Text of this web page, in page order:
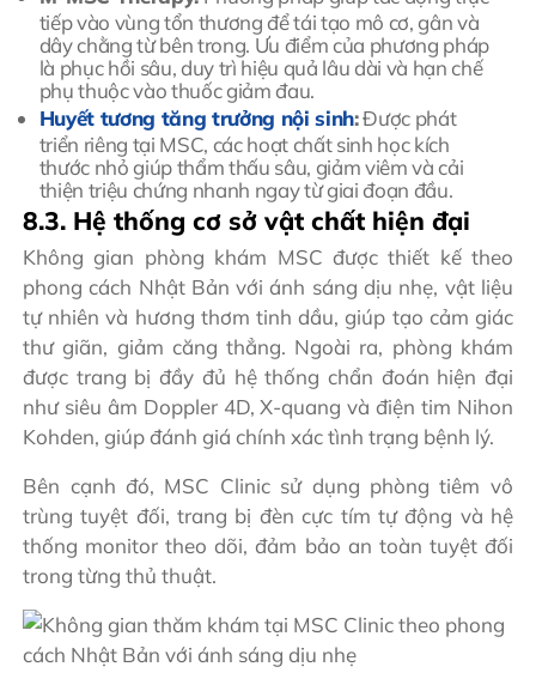
tiếp vào vùng tổn thương để tái tạo mô cơ, gân và
dây chằng từ bên trong. Ưu điểm của phương pháp
là phục hồi sâu, duy trì hiệu quả lâu dài và hạn chế
phụ thuộc vào thuốc giảm đau.
Huyết tương tăng trưởng nội sinh:Được phát
triển riêng tại MSC, các hoạt chất sinh học kích
thước nhỏ giúp thẩm thấu sâu, giảm viêm và cải
thiện triệu chứng nhanh ngay từ giai đoạn đầu.
8.3. Hệ thống cơ sở vật chất hiện đại
Không gian phòng khám MSC được thiết kế theo
phong cách Nhật Bản với ánh sáng dịu nhẹ, vật liệu
tự nhiên và hương thơm tinh dầu, giúp tạo cảm giác
thư giãn, giảm căng thẳng. Ngoài ra, phòng khám
được trang bị đầy đủ hệ thống chẩn đoán hiện đại
như siêu âm Doppler 4D, X-quang và điện tim Nihon
Kohden, giúp đánh giá chính xác tình trạng bệnh lý.
Bên cạnh đó, MSC Clinic sử dụng phòng tiêm vô
trùng tuyệt đối, trang bị đèn cực tím tự động và hệ
thống monitor theo dõi, đảm bảo an toàn tuyệt đối
trong từng thủ thuật.